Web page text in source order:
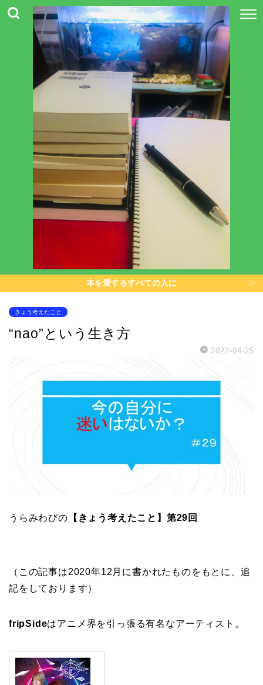
本を愛するすべての人に
きょう考えたこと
“nao”という生き方
2022-04-25
うらみわびの 【きょう考えたこと】第29回
（この記事は2020年12月に書かれたものをもとに、追
記をしております）
fripSideはアニメ界を引っ張る有名なアーティスト。